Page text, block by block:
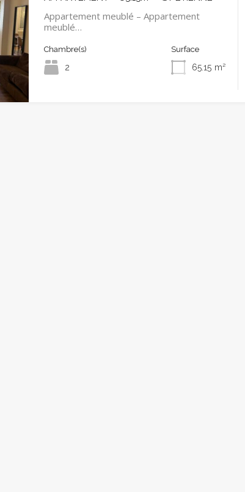
Appartement meublé – Appartement
meublé…
Chambre(s)
2
Surface
65.15 m²